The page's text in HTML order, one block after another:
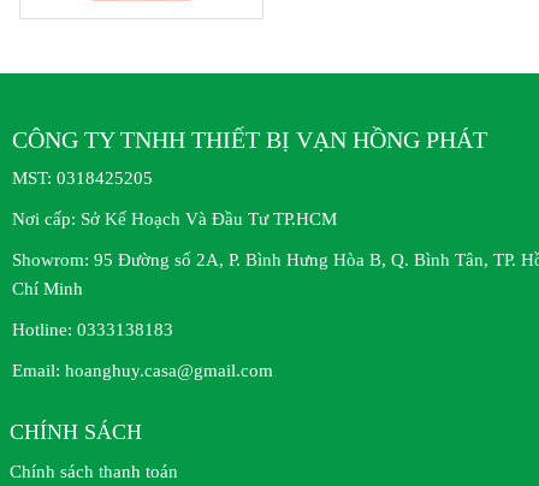
CÔNG TY TNHH THIẾT BỊ VẠN HỒNG PHÁT
MST: 0318425205
Nơi cấp: Sở Kế Hoạch Và Đầu Tư TP.HCM
Showrom: 95 Đường số 2A, P. Bình Hưng Hòa B, Q. Bình Tân, TP.
Chí Minh
Hotline: 0333138183
Email: hoanghuy.casa@gmail.com
CHÍNH SÁCH
Chính sách thanh toán